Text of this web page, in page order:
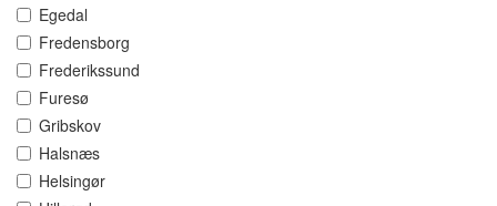
Egedal
Fredensborg
Frederikssund
Furesø
Gribskov
Halsnæs
Helsingør